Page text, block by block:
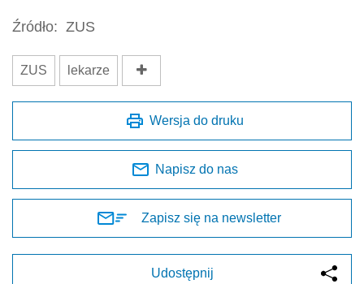
Źródło: ZUS
ZUS lekarze
Wersja do druku
Napisz do nas
Zapisz się na newsletter
Udostępnij